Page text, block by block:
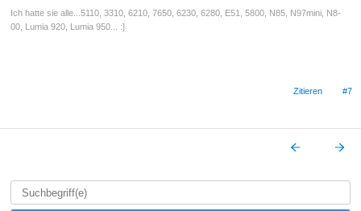
Ich hatte sie alle...5110, 3310, 6210, 7650, 6230, 6280, E51, 5800, N85, N97mini, N8-
00, Lumia 920, Lumia 950... :]
Zitieren #7